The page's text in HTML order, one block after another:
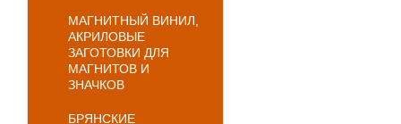
МАГНИТНЫЙ ВИНИЛ,
АКРИЛОВЫЕ
ЗАГОТОВКИ ДЛЯ
МАГНИТОВ И
ЗНАЧКОВ
БРЯНСКИЕ